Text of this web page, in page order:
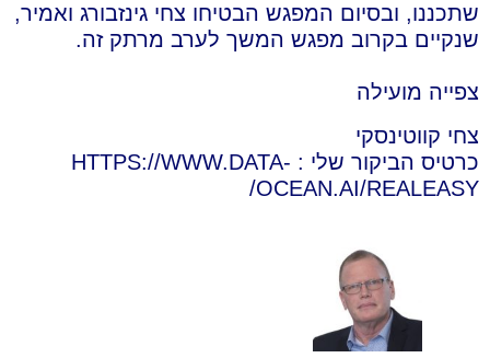
שתכננו, ובסיום המפגש הבטיחו צחי גינזבורג ואמיר,
שנקיים בקרוב מפגש המשך לערב מרתק זה.
צפייה מועילה
צחי קווטינסקי
כרטיס הביקור שלי : HTTPS://WWW.DATA-
OCEAN.AI/REALEASY/